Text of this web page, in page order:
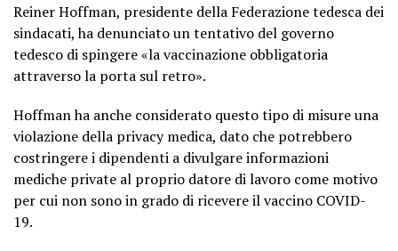
Reiner Hoffman, presidente della Federazione tedesca dei
sindacati, ha denunciato un tentativo del governo
tedesco di spingere «la vaccinazione obbligatoria
attraverso la porta sul retro».
Hoffman ha anche considerato questo tipo di misure una
violazione della privacy medica, dato che potrebbero
costringere i dipendenti a divulgare informazioni
mediche private al proprio datore di lavoro come motivo
per cui non sono in grado di ricevere il vaccino COVID-
19.